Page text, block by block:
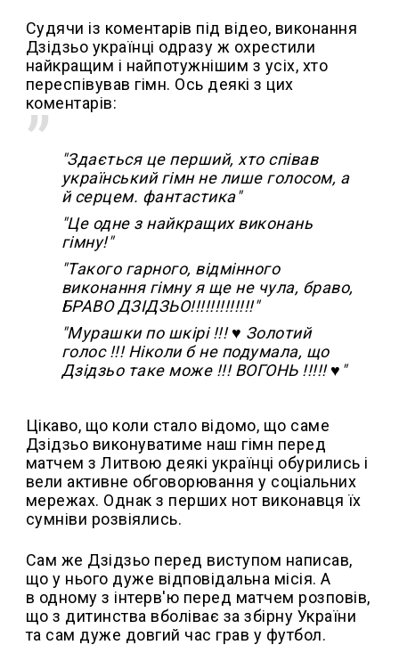
Судячи із коментарів під відео, виконання
Дзідзьо українці одразу ж охрестили
найкращим і найпотужнішим з усіх, хто
переспівував гімн. Ось деякі з цих
коментарів:
"Здається це перший, хто співав
український гімн не лише голосом, а
й серцем. фантастика"
"Це одне з найкращих виконань
гімну!"
"Такого гарного, відмінного
виконання гімну я ще не чула, браво,
БРАВО ДЗІДЗЬО!!!!!!!!!!!!!"
"Мурашки по шкірі !!! ♥ Золотий
голос !!! Ніколи б не подумала, що
Дзідзьо таке може !!! ВОГОНЬ !!!!! ♥"
Цікаво, що коли стало відомо, що саме
Дзідзьо виконуватиме наш гімн перед
матчем з Литвою деякі українці обурились і
вели активне обговорювання у соціальних
мережах. Однак з перших нот виконавця їх
сумніви розвіялись.
Сам же Дзідзьо перед виступом написав,
що у нього дуже відповідальна місія. А
в одному з інтерв'ю перед матчем розповів,
що з дитинства вболіває за збірну України
та сам дуже довгий час грав у футбол.